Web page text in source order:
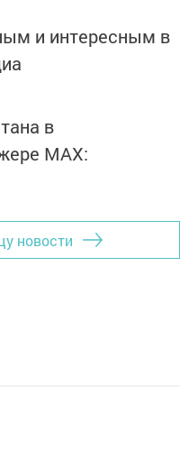
и интересным в
в
MАХ:
новости